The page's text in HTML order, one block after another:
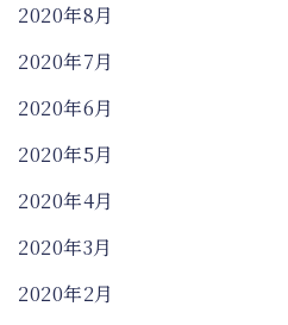
2020年8月
2020年7月
2020年6月
2020年5月
2020年4月
2020年3月
2020年2月